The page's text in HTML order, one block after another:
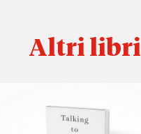
Altri libri